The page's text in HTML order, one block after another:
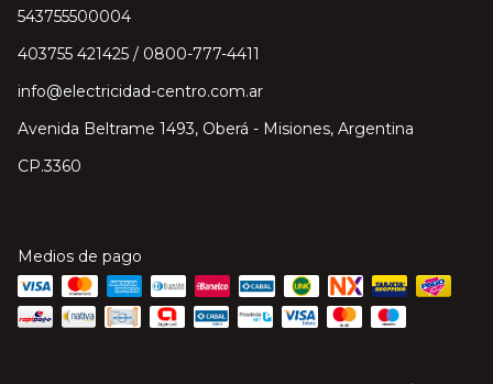
543755500004
403755 421425 / 0800-777-4411
info@electricidad-centro.com.ar
Avenida Beltrame 1493, Oberá - Misiones, Argentina
CP.3360
Medios de pago